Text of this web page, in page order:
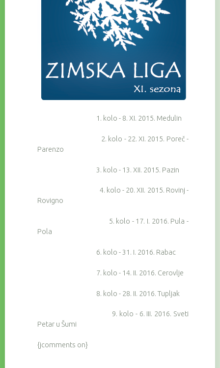
1. kolo - 8. XI. 2015. Medulin
2. kolo - 22. XI. 2015. Poreč -
Parenzo
3. kolo - 13. XII. 2015. Pazin
4. kolo - 20. XII. 2015. Rovinj -
Rovigno
5. kolo - 17. I. 2016. Pula -
Pola
6. kolo - 31. I. 2016. Rabac
7. kolo - 14. II. 2016. Cerovlje
8. kolo - 28. II. 2016. Tupljak
9. kolo - 6. III. 2016. Sveti
Petar u Šumi
{jcomments on}